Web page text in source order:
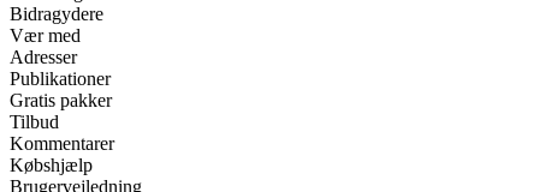
Bidragydere
Vær med
Adresser
Publikationer
Gratis pakker
Tilbud
Kommentarer
Købshjælp
Brugervejledning